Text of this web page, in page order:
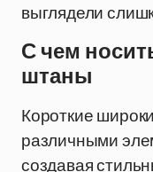
выглядели
С чем
штаны
Короткие
различными
создавая